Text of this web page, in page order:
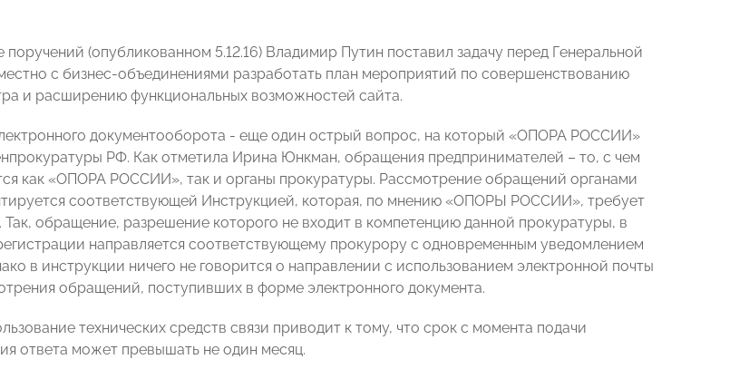
поручений (опубликованном 5.12.16) Владимир Путин поставил задачу перед Генеральной
с бизнес-объединениями разработать план мероприятий по совершенствованию
и расширению функциональных возможностей сайта.
документооборота - еще один острый вопрос, на который «ОПОРА РОССИИ»
РФ. Как отметила Ирина Юнкман, обращения предпринимателей – то, с чем
как «ОПОРА РОССИИ», так и органы прокуратуры. Рассмотрение обращений органами
соответствующей Инструкцией, которая, по мнению «ОПОРЫ РОССИИ», требует
Так, обращение, разрешение которого не входит в компетенцию данной прокуратуры, в
направляется соответствующему прокурору с одновременным уведомлением
в инструкции ничего не говорится о направлении с использованием электронной почты
обращений, поступивших в форме электронного документа.
технических средств связи приводит к тому, что срок с момента подачи
ответа может превышать не один месяц.